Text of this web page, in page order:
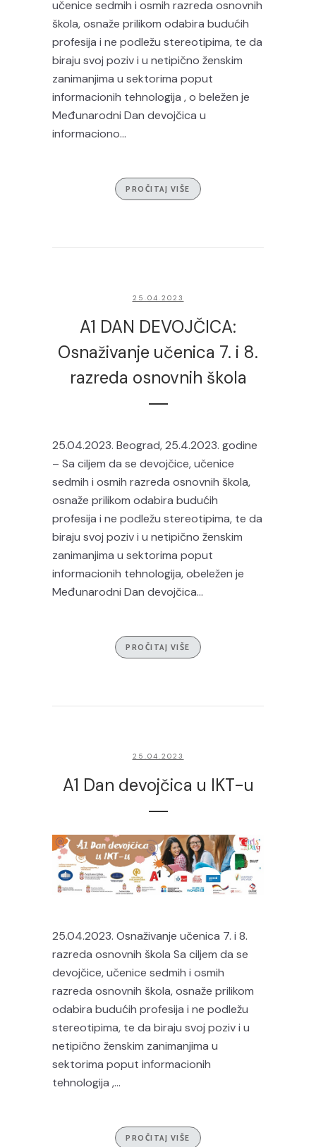
učenice sedmih i osmih razreda osnovnih
škola, osnaže prilikom odabira budućih
profesija i ne podležu stereotipima, te da
biraju svoj poziv i u netipično ženskim
zanimanjima u sektorima poput
informacionih tehnologija , o beležen je
Međunarodni Dan devojčica u
informaciono...
PROČITAJ VIŠE
25.04.2023
A1 DAN DEVOJČICA:
Osnaživanje učenica 7. i 8.
razreda osnovnih škola
25.04.2023. Beograd, 25.4.2023. godine
– Sa ciljem da se devojčice, učenice
sedmih i osmih razreda osnovnih škola,
osnaže prilikom odabira budućih
profesija i ne podležu stereotipima, te da
biraju svoj poziv i u netipično ženskim
zanimanjima u sektorima poput
informacionih tehnologija, obeležen je
Međunarodni Dan devojčica...
PROČITAJ VIŠE
25.04.2023
A1 Dan devojčica u IKT-u
25.04.2023. Osnaživanje učenica 7. i 8.
razreda osnovnih škola Sa ciljem da se
devojčice, učenice sedmih i osmih
razreda osnovnih škola, osnaže prilikom
odabira budućih profesija i ne podležu
stereotipima, te da biraju svoj poziv i u
netipično ženskim zanimanjima u
sektorima poput informacionih
tehnologija ,...
PROČITAJ VIŠE